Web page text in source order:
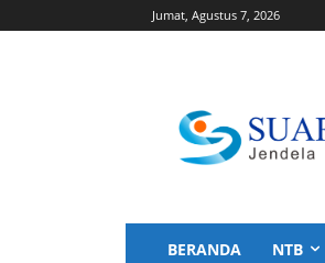
Jumat, Agustus 7, 2026
BERANDA NTB